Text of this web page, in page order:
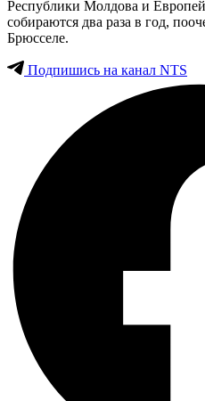
Республики Молдова и
собираются два раза в год,
Брюсселе.
Подпишись на канал NTS